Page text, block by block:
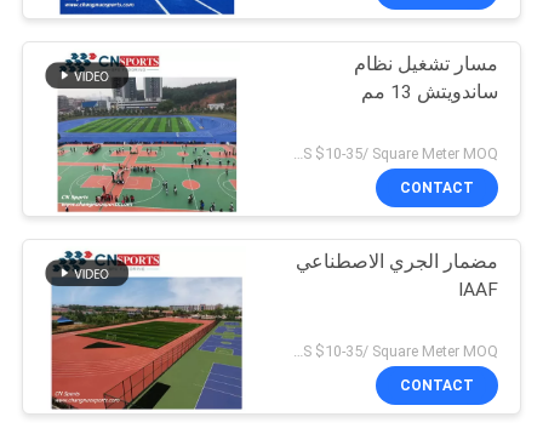
مسار تشغيل نظام
ساندويتش 13 مم
CONTACT
مضمار الجري الاصطناعي
IAAF
CONTACT